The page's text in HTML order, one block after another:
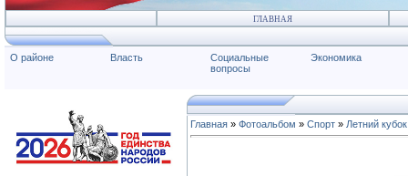
ГЛАВНАЯ
О районе Власть
Социальные
вопросы
Экономика
Главная » Фотоальбом » Спорт » Летний